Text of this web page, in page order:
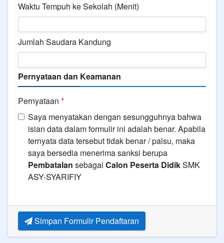
Waktu Tempuh ke Sekolah (Menit)
Jumlah Saudara Kandung
Pernyataan dan Keamanan
Pernyataan *
Saya menyatakan dengan sesungguhnya bahwa
isian data dalam formulir ini adalah benar. Apabila
ternyata data tersebut tidak benar / palsu, maka
saya bersedia menerima sanksi berupa
Pembatalan sebagai Calon Peserta DidikSMK
ASY-SYARIFIY
Simpan Formulir Pendaftaran